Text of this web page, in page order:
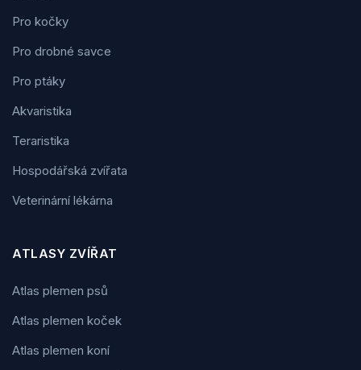
Pro kočky
Pro drobné savce
Pro ptáky
Akvaristika
Teraristika
Hospodářská zvířata
Veterinární lékárna
ATLASY ZVÍŘAT
Atlas plemen psů
Atlas plemen koček
Atlas plemen koní